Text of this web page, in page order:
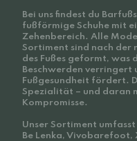
Bei uns findest du
fußförmige Schuhe mit
Zehenbereich. Alle
Sortiment sind nach der
des Fußes geformt, was
Beschwerden verringert
Fußgesundheit fördert.
Spezialität – und daran
Kompromisse.
Unser Sortiment
Be Lenka, Vivobarefoot,